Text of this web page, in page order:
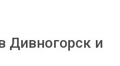
Дивногорск и